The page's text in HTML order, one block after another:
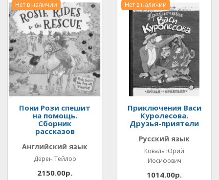
Нет в наличии
Пони Рози спешит
на помощь.
Сборник
рассказов
Английский язык
Дерен Тейлор
2150.00р.
Нет в наличии
Приключения Васи
Куролесова.
Друзья-приятели
Русский язык
Коваль Юрий
Иосифович
1014.00р.